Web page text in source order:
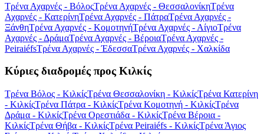
Τρένα Αχαρνές - ΒόλοςΤρένα Αχαρνές - ΘεσσαλονίκηΤρένα
Αχαρνές - ΚατερίνηΤρένα Αχαρνές - ΠάτραΤρένα Αχαρνές -
ΞάνθηΤρένα Αχαρνές - ΚομοτηνήΤρένα Αχαρνές - ΑίγιοΤρένα
Αχαρνές - ΔράμαΤρένα Αχαρνές - ΒέροιαΤρένα Αχαρνές -
PeiraiéfsΤρένα Αχαρνές - ΈδεσσαΤρένα Αχαρνές - Χαλκίδα
Κύριες διαδρομές προς Κιλκίς
Τρένα Βόλος - ΚιλκίςΤρένα Θεσσαλονίκη - ΚιλκίςΤρένα Κατερίνη
- ΚιλκίςΤρένα Πάτρα - ΚιλκίςΤρένα Κομοτηνή - ΚιλκίςΤρένα
Δράμα - ΚιλκίςΤρένα Ορεστιάδα - ΚιλκίςΤρένα Βέροια -
ΚιλκίςΤρένα Θήβα - ΚιλκίςΤρένα Peiraiéfs - ΚιλκίςΤρένα Άγιος